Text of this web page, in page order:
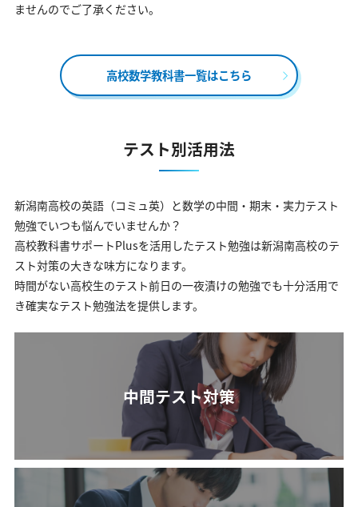
ませんのでご了承ください。
高校数学教科書一覧はこちら
テスト別活用法
新潟南高校の英語（コミュ英）と数学の中間・期末・実力テスト
勉強でいつも悩んでいませんか？
高校教科書サポートPlusを活用したテスト勉強は新潟南高校のテ
スト対策の大きな味方になります。
時間がない高校生のテスト前日の一夜漬けの勉強でも十分活用で
き確実なテスト勉強法を提供します。
中間テスト対策